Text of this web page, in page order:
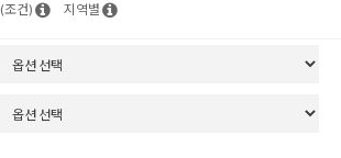
(조건) 지역별